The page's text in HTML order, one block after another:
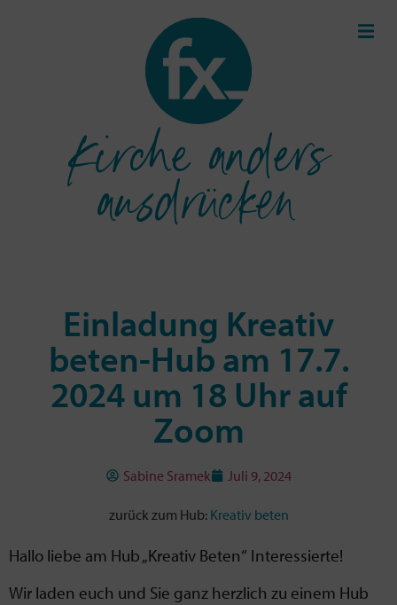
Kirche anders
ausdrücken
Einladung Kreativ
beten-Hub am 17.7.
2024 um 18 Uhr auf
Zoom
Sabine Sramek Juli 9, 2024
zurück zum Hub: Kreativ beten
Hallo liebe am Hub „Kreativ Beten“ Interessierte!
Wir laden euch und Sie ganz herzlich zu einem Hub